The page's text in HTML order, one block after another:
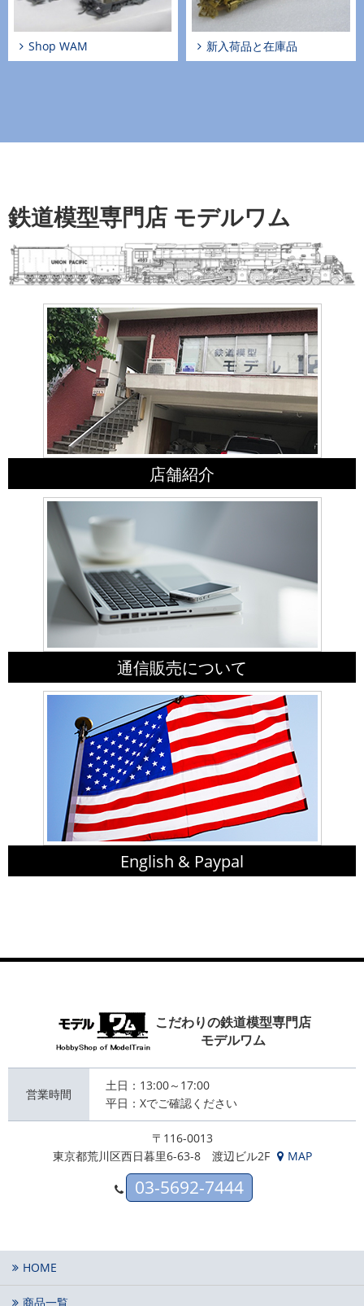
Shop WAM 新入荷品と在庫品
鉄道模型専門店 モデルワム
店舗紹介
通信販売について
English & Paypal
こだわりの鉄道模型専門店
モデルワム
営業時間
土日：13:00～17:00
平日：Xでご確認ください
〒116-0013
東京都荒川区西日暮里6-63-8 渡辺ビル2F
MAP
03-5692-7444
HOME
商品一覧